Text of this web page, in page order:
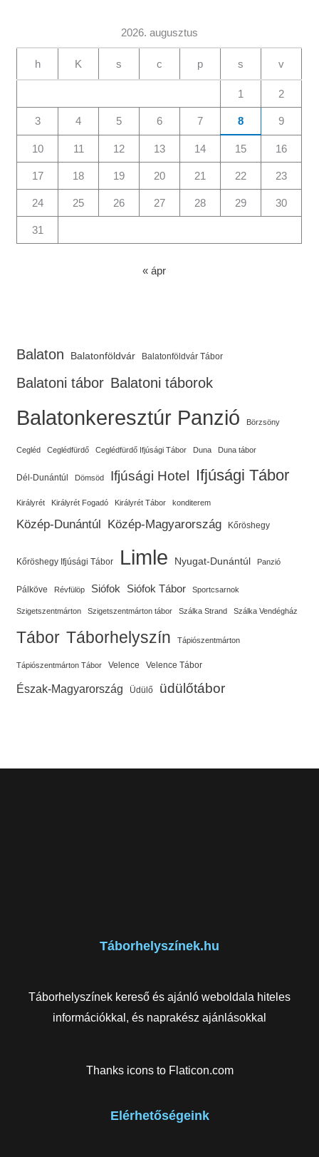
2026. augusztus
h K s c p s v
1 2
3 4 5 6 7 8 9
10 11 12 13 14 15 16
17 18 19 20 21 22 23
24 25 26 27 28 29 30
31
« ápr
Balaton Balatonföldvár Balatonföldvár Tábor
Balatoni tábor Balatoni táborok
Balatonkeresztúr Panzió Börzsöny
Cegléd Ceglédfürdő Ceglédfürdő Ifjúsági Tábor Duna Duna tábor
Dél-Dunántúl Dömsöd Ifjúsági Hotel Ifjúsági Tábor
Királyrét Királyrét Fogadó Királyrét Tábor konditerem
Közép-Dunántúl Közép-Magyarország Kőröshegy
Kőröshegy Ifjúsági Tábor Limle Nyugat-Dunántúl Panzió
Pálköve Révfülöp Siófok Siófok Tábor Sportcsarnok
Szigetszentmárton Szigetszentmárton tábor Szálka Strand Szálka Vendégház
Tábor Táborhelyszín Tápiószentmárton
Tápiószentmárton Tábor Velence Velence Tábor
Észak-Magyarország Üdülő üdülőtábor
Táborhelyszínek.hu
Táborhelyszínek kereső és ajánló weboldala hiteles
információkkal, és naprakész ajánlásokkal
Thanks icons to Flaticon.com
Elérhetőségeink